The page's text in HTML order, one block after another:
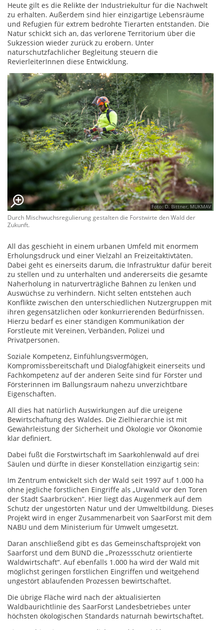
Heute gilt es die Relikte der Industriekultur für die Nachwelt
zu erhalten. Außerdem sind hier einzigartige Lebensräume
und Refugien für extrem bedrohte Tierarten entstanden. Die
Natur schickt sich an, das verlorene Territorium über die
Sukzession wieder zurück zu erobern. Unter
naturschutzfachlicher Begleitung steuern die
RevierleiterInnen diese Entwicklung.
Foto: D. Bittner, MUKMAV
Durch Mischwuchsregulierung gestalten die Forstwirte den Wald der
Zukunft.
All das geschieht in einem urbanen Umfeld mit enormem
Erholungsdruck und einer Vielzahl an Freizeitaktivtäten.
Dabei geht es einerseits darum, die Infrastruktur dafür bereit
zu stellen und zu unterhalten und andererseits die gesamte
Naherholung in naturverträgliche Bahnen zu lenken und
Auswüchse zu verhindern. Nicht selten entstehen auch
Konflikte zwischen den unterschiedlichen Nutzergruppen mit
ihren gegensätzlichen oder konkurrierenden Bedürfnissen.
Hierzu bedarf es einer ständigen Kommunikation der
Forstleute mit Vereinen, Verbänden, Polizei und
Privatpersonen.
Soziale Kompetenz, Einfühlungsvermögen,
Kompromissbereitschaft und Dialogfähigkeit einerseits und
Fachkompetenz auf der anderen Seite sind für Förster und
Försterinnen im Ballungsraum nahezu unverzichtbare
Eigenschaften.
All dies hat natürlich Auswirkungen auf die ureigene
Bewirtschaftung des Waldes. Die Zielhierarchie ist mit
Gewährleistung der Sicherheit und Ökologie vor Ökonomie
klar definiert.
Dabei fußt die Forstwirtschaft im Saarkohlenwald auf drei
Säulen und dürfte in dieser Konstellation einzigartig sein:
Im Zentrum entwickelt sich der Wald seit 1997 auf 1.000 ha
ohne jegliche forstlichen Eingriffe als „Urwald vor den Toren
der Stadt Saarbrücken“. Hier liegt das Augenmerk auf dem
Schutz der ungestörten Natur und der Umweltbildung. Dieses
Projekt wird in enger Zusammenarbeit von SaarForst mit dem
NABU und dem Ministerium für Umwelt umgesetzt.
Daran anschließend gibt es das Gemeinschaftsprojekt von
Saarforst und dem BUND die „Prozessschutz orientierte
Waldwirtschaft“. Auf ebenfalls 1.000 ha wird der Wald mit
möglichst geringen forstlichen Eingriffen und weitgehend
ungestört ablaufenden Prozessen bewirtschaftet.
Die übrige Fläche wird nach der aktualisierten
Waldbaurichtlinie des SaarForst Landesbetriebes unter
höchsten ökologischen Standards naturnah bewirtschaftet.